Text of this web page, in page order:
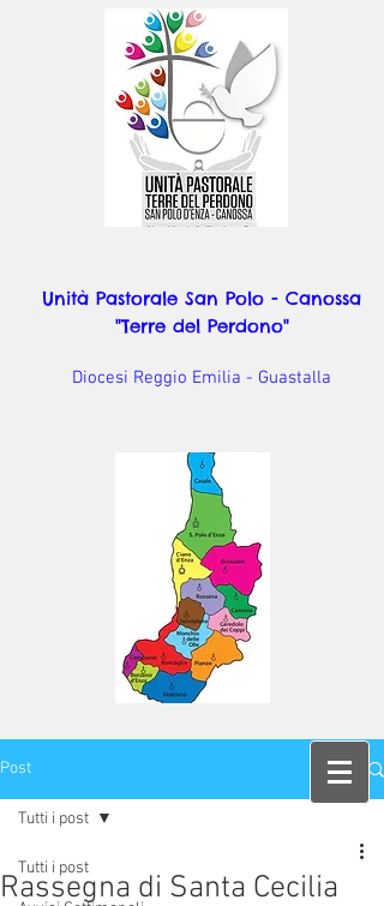
Unità Pastorale San Polo - Canossa
"Terre del Perdono"
Diocesi Reggio Emilia - Guastalla
Post
Tutti i post
Tutti i post
Rassegna di Santa Cecilia